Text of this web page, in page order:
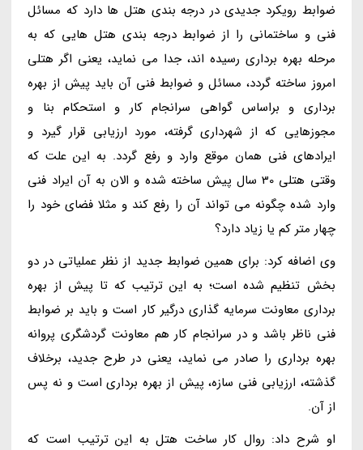
ضوابط رویکرد جدیدی در درجه بندی هتل ها دارد که مسائل
فنی و ساختمانی را از ضوابط درجه بندی هتل هایی که به
مرحله بهره برداری رسیده اند، جدا می نماید، یعنی اگر هتلی
امروز ساخته گردد، مسائل و ضوابط فنی آن باید پیش از بهره
برداری و براساس گواهی سرانجام کار و استحکام بنا و
مجوزهایی که از شهرداری گرفته، مورد ارزیابی قرار گیرد و
ایرادهای فنی همان موقع وارد و رفع گردد. به این علت که
وقتی هتلی 30 سال پیش ساخته شده و الان به آن ایراد فنی
وارد شده چگونه می تواند آن را رفع کند و مثلا فضای خود را
چهار متر کم یا زیاد دارد؟
وی اضافه کرد: برای همین ضوابط جدید از نظر عملیاتی در دو
بخش تنظیم شده است؛ به این ترتیب که تا پیش از بهره
برداری معاونت سرمایه گذاری درگیر کار است و باید بر ضوابط
فنی ناظر باشد و در سرانجام کار هم معاونت گردشگری پروانه
بهره برداری را صادر می نماید، یعنی در طرح جدید، برخلاف
گذشته، ارزیابی فنی سازه، پیش از بهره برداری است و نه پس
از آن.
او شرح داد: روال کار ساخت هتل به این ترتیب است که